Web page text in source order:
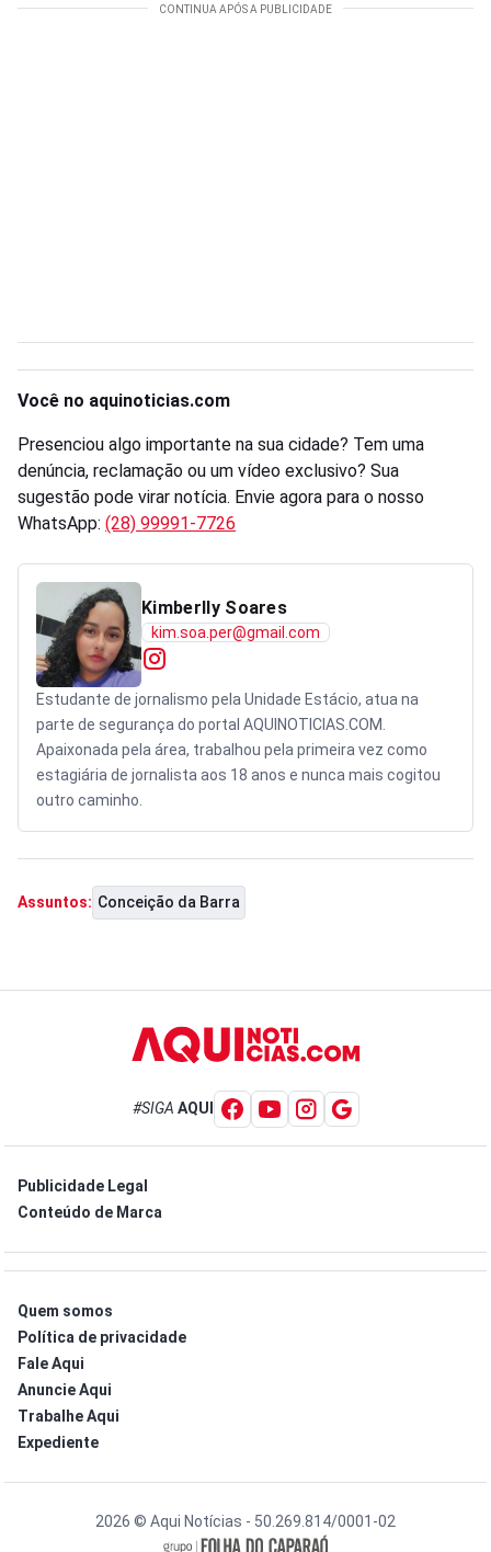
Você no aquinoticias.com
Presenciou algo importante na sua cidade? Tem uma
denúncia, reclamação ou um vídeo exclusivo? Sua
sugestão pode virar notícia. Envie agora para o nosso
WhatsApp: (28) 99991-7726
Kimberlly Soares
kim.soa.per@gmail.com
Estudante de jornalismo pela Unidade Estácio, atua na
parte de segurança do portal AQUINOTICIAS.COM.
Apaixonada pela área, trabalhou pela primeira vez como
estagiária de jornalista aos 18 anos e nunca mais cogitou
outro caminho.
Assuntos: Conceição da Barra
#SIGA AQUI
Publicidade Legal
Conteúdo de Marca
Quem somos
Política de privacidade
Fale Aqui
Anuncie Aqui
Trabalhe Aqui
Expediente
2026 © Aqui Notícias - 50.269.814/0001-02